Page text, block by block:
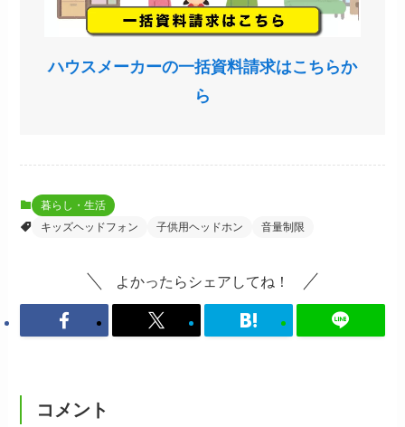
ハウスメーカーの一括資料請求はこちらか
ら
暮らし・生活
キッズヘッドフォン
子供用ヘッドホン 音量制限
よかったらシェアしてね！
コメント